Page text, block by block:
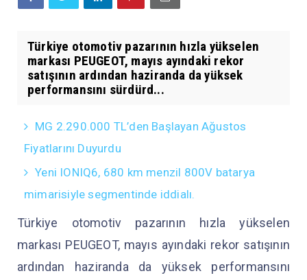
Türkiye otomotiv pazarının hızla yükselen
markası PEUGEOT, mayıs ayındaki rekor
satışının ardından haziranda da yüksek
performansını sürdürd...
MG 2.290.000 TL’den Başlayan Ağustos
Fiyatlarını Duyurdu
Yeni IONIQ6, 680 km menzil 800V batarya
mimarisiyle segmentinde iddialı.
Türkiye otomotiv pazarının hızla yükselen
markası PEUGEOT, mayıs ayındaki rekor satışının
ardından haziranda da yüksek performansını